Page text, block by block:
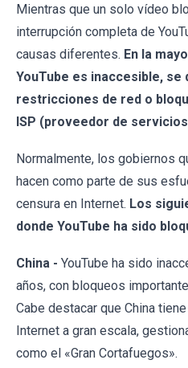
Mientras que un solo vídeo
interrupción completa de
causas diferentes. En la
YouTube es inaccesible, se
restricciones de red o
ISP (proveedor de
Normalmente, los gobiernos
hacen como parte de sus
censura en Internet. Los
donde YouTube ha sido
China - YouTube ha sido
años, con bloqueos
Cabe destacar que China
Internet a gran escala,
como el «Gran Cortafuegos».